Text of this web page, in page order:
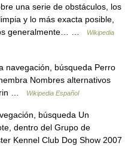
una serie de obstáculos, los
y lo más exacta posible,
generalmente… …
Wikipedia
navegación, búsqueda Perro
Nombres alternativos
…
Wikipedia Español
búsqueda Un
dentro del Grupo de
Kennel Club Dog Show 2007